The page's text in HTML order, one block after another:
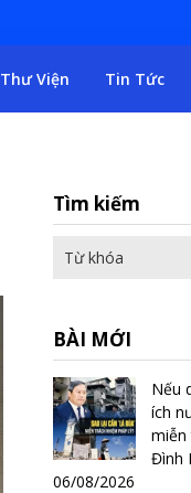
Thư Viện Tin Tức
Tìm kiếm
BÀI MỚI
Nếu
ích
miễn
Đình
06/08/2026